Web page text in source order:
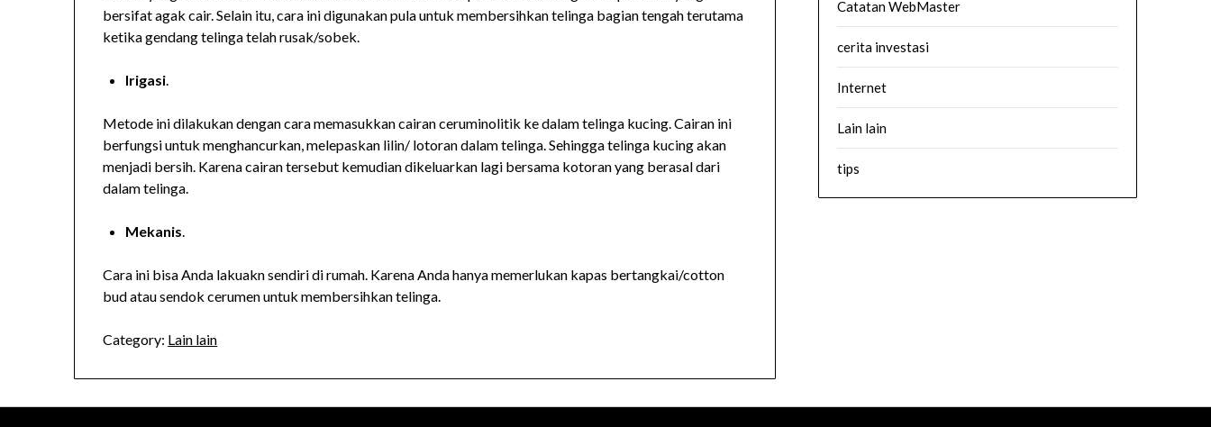
bersifat agak cair. Selain itu, cara ini digunakan pula untuk membersihkan telinga bagian tengah terutama
ketika gendang telinga telah rusak/sobek.
Irigasi.
Metode ini dilakukan dengan cara memasukkan cairan ceruminolitik ke dalam telinga kucing. Cairan ini
berfungsi untuk menghancurkan, melepaskan lilin/ lotoran dalam telinga. Sehingga telinga kucing akan
menjadi bersih. Karena cairan tersebut kemudian dikeluarkan lagi bersama kotoran yang berasal dari
dalam telinga.
Mekanis.
Cara ini bisa Anda lakuakn sendiri di rumah. Karena Anda hanya memerlukan kapas bertangkai/cotton
bud atau sendok cerumen untuk membersihkan telinga.
Category: Lain lain
Catatan WebMaster
cerita investasi
Internet
Lain lain
tips